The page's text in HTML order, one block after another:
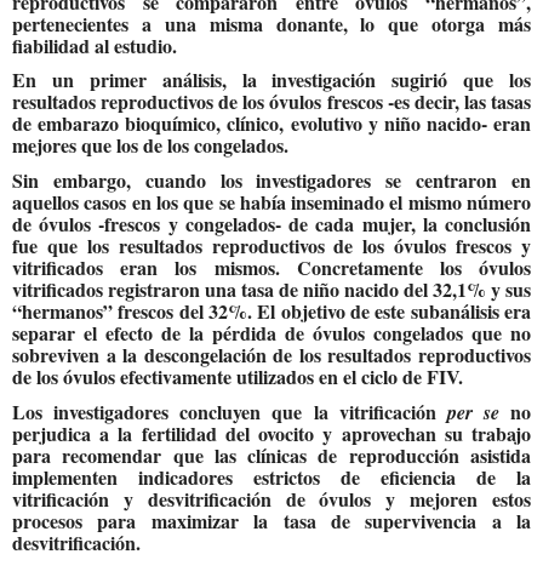
pertenecientes a una misma donante, lo que otorga más
fiabilidad al estudio.
En un primer análisis, la investigación sugirió que los
resultados reproductivos de los óvulos frescos -es decir, las tasas
de embarazo bioquímico, clínico, evolutivo y niño nacido- eran
mejores que los de los congelados.
Sin embargo, cuando los investigadores se centraron en
aquellos casos en los que se había inseminado el mismo número
de óvulos -frescos y congelados- de cada mujer, la conclusión
fue que los resultados reproductivos de los óvulos frescos y
vitrificados eran los mismos. Concretamente los óvulos
vitrificados registraron una tasa de niño nacido del 32,1% y sus
“hermanos” frescos del 32%. El objetivo de este subanálisis era
separar el efecto de la pérdida de óvulos congelados que no
sobreviven a la descongelación de los resultados reproductivos
de los óvulos efectivamente utilizados en el ciclo de FIV.
Los investigadores concluyen que la vitrificaciónper seno
perjudica a la fertilidad del ovocito y aprovechan su trabajo
para recomendar que las clínicas de reproducción asistida
implementen indicadores estrictos de eficiencia de la
vitrificación y desvitrificación de óvulos y mejoren estos
procesos para maximizar la tasa de supervivencia a la
desvitrificación.